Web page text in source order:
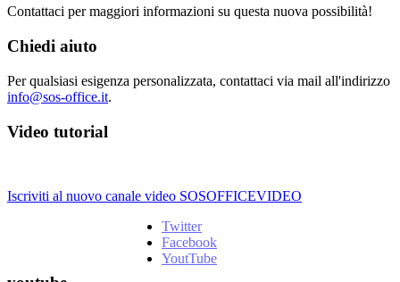
Contattaci per maggiori informazioni su questa nuova possibilità!
Chiedi aiuto
Per qualsiasi esigenza personalizzata, contattaci via mail all'indirizzo
info@sos-office.it.
Video tutorial
Iscriviti al nuovo canale video SOSOFFICEVIDEO
Twitter
Facebook
YoutTube